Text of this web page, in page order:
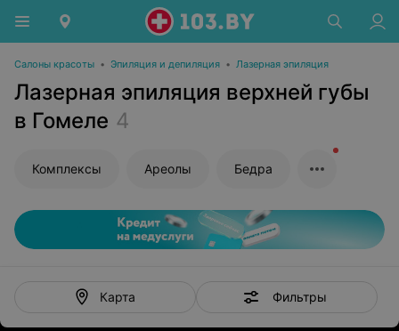
Салоны красоты • Эпиляция и депиляция • Лазерная эпиляция
Лазерная эпиляция верхней губы
в Гомеле 4
Комплексы Ареолы Бедра
Карта Фильтры